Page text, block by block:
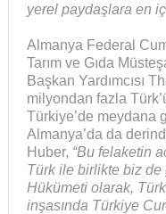
yerel paydaşlara en
Almanya Federal
Tarım ve Gıda
Başkan Yardımcısı
milyondan fazla
Türkiye’de meydana
Almanya’da da
Huber, “Bu felaketin
Türk ile birlikte biz
Hükümeti olarak,
inşasında Türkiye